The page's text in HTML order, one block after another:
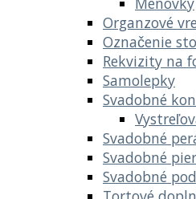
Organzové
Označenie
Rekvizity na
Samolepky
Svadobné
Svadobné
Svadobné
Svadobné